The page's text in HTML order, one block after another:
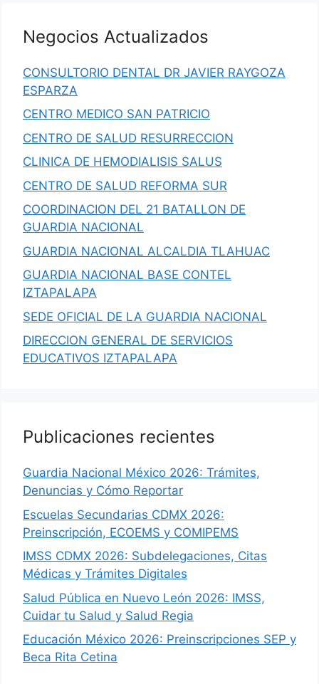
Negocios Actualizados
CONSULTORIO DENTAL DR JAVIER RAYGOZA
ESPARZA
CENTRO MEDICO SAN PATRICIO
CENTRO DE SALUD RESURRECCION
CLINICA DE HEMODIALISIS SALUS
CENTRO DE SALUD REFORMA SUR
COORDINACION DEL 21 BATALLON DE
GUARDIA NACIONAL
GUARDIA NACIONAL ALCALDIA TLAHUAC
GUARDIA NACIONAL BASE CONTEL
IZTAPALAPA
SEDE OFICIAL DE LA GUARDIA NACIONAL
DIRECCION GENERAL DE SERVICIOS
EDUCATIVOS IZTAPALAPA
Publicaciones recientes
Guardia Nacional México 2026: Trámites,
Denuncias y Cómo Reportar
Escuelas Secundarias CDMX 2026:
Preinscripción, ECOEMS y COMIPEMS
IMSS CDMX 2026: Subdelegaciones, Citas
Médicas y Trámites Digitales
Salud Pública en Nuevo León 2026: IMSS,
Cuidar tu Salud y Salud Regia
Educación México 2026: Preinscripciones SEP y
Beca Rita Cetina